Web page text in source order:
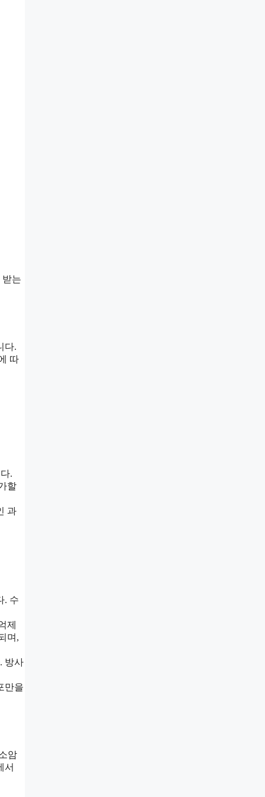
받는
다.
따
.
할
과
. 수
제
며,
방사
만을
암
서